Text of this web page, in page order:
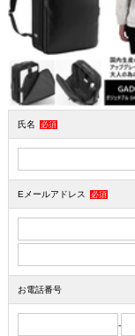
氏名 必須
Eメールアドレス 必須
お電話番号
-